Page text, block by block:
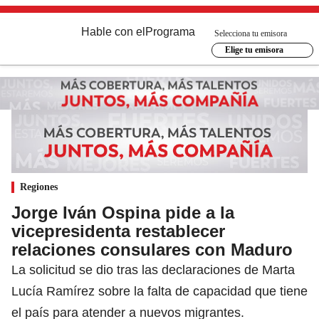
Hable con el Programa
Selecciona tu emisora
Elige tu emisora
Regiones
Jorge Iván Ospina pide a la
vicepresidenta restablecer
relaciones consulares con Maduro
La solicitud se dio tras las declaraciones de Marta
Lucía Ramírez sobre la falta de capacidad que tiene
el país para atender a nuevos migrantes.